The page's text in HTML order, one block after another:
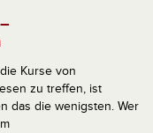
Kurse von
zu treffen, ist
das die wenigsten. Wer